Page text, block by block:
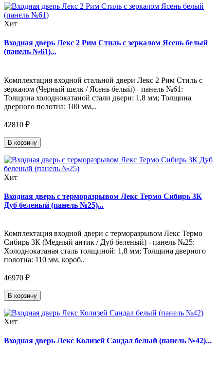
Хит
Входная дверь Лекс 2 Рим Стиль с зеркалом Ясень белый
(панель №61)...
Комплектация входной стальной двери Лекс 2 Рим Стиль с
зеркалом (Черный шелк / Ясень белый) - панель №61:
Толщина холоднокатаной стали двери: 1,8 мм; Толщина
дверного полотна: 100 мм,..
42810 ₽
В корзину
Хит
Входная дверь с терморазрывом Лекс Термо Сибирь 3К
Дуб беленый (панель №25)...
Комплектация входной двери с терморазрывом Лекс Термо
Сибирь 3К (Медный антик / Дуб беленый) - панель №25:
Холоднокатаная сталь толщиной: 1,8 мм; Толщина дверного
полотна: 110 мм, короб..
46970 ₽
В корзину
Хит
Входная дверь Лекс Колизей Сандал белый (панель №42)...